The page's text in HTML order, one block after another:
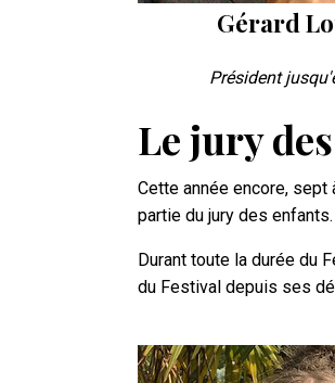
Gérard
Président
Le jury
Cette année encore,
partie du jury des enfants.
Durant toute la durée du
du Festival depuis ses
Photo